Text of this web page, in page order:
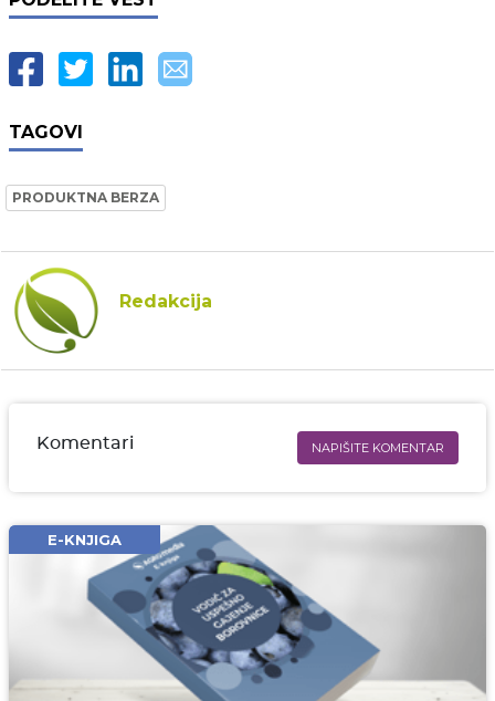
TAGOVI
PRODUKTNA BERZA
Redakcija
Komentari NAPIŠITE KOMENTAR
Email* obavezno
Komentar* obavezno
E-KNJIGA